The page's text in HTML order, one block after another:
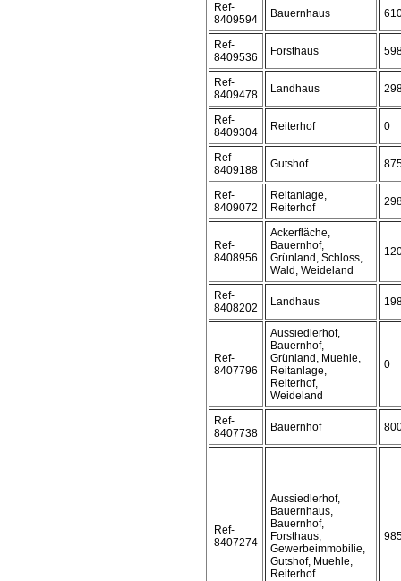
Ref-
8409594
Bauernhaus
Ref-
8409536
Forsthaus
Ref-
8409478
Landhaus
Ref-
8409304
Reiterhof 0
Ref-
8409188
Gutshof
Ref-
8409072
Reitanlage,
Reiterhof
Ref-
8408956
Ackerfläche,
Bauernhof,
Grünland, Schloss,
Wald, Weideland
Ref-
8408202
Landhaus
Ref-
8407796
Aussiedlerhof,
Bauernhof,
Grünland, Muehle,
Reitanlage,
Reiterhof,
Weideland
0
Ref-
8407738
Bauernhof
Ref-
8407274
Aussiedlerhof,
Bauernhaus,
Bauernhof,
Forsthaus,
Gewerbeimmobilie,
Gutshof, Muehle,
Reiterhof